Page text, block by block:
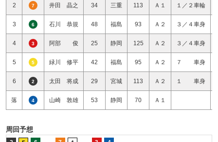
2 7 井田 晶之 34 三重 113 Ａ１ １／２車輪
3 6 石川 恭規 48 福島 93 Ａ２ ３／４車身
4 3 阿部 俊 25 静岡 125 Ａ２ ３／４車身
5 5 緑川 修平 42 福島 95 Ａ２ ７ 車身
6 2 太田 将成 29 宮城 113 Ａ２ １ 車身
落 4 山崎 敦雄 53 静岡 70 Ａ１
周回予想